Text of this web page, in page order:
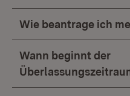
Wie beantrage ich
Wann beginnt der